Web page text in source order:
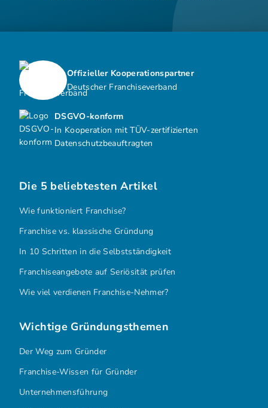
DSGVO-konform
In Kooperation mit TÜV-zertifizierten
Datenschutzbeauftragten
Offizieller Kooperationspartner
Deutscher Franchiseverband
Die 5 beliebtesten Artikel
Wie funktioniert Franchise?
Franchise vs. klassische Gründung
In 10 Schritten in die Selbstständigkeit
Franchiseangebote auf Seriösität prüfen
Wie viel verdienen Franchise-Nehmer?
Wichtige Gründungsthemen
Der Weg zum Gründer
Franchise-Wissen für Gründer
Unternehmensführung